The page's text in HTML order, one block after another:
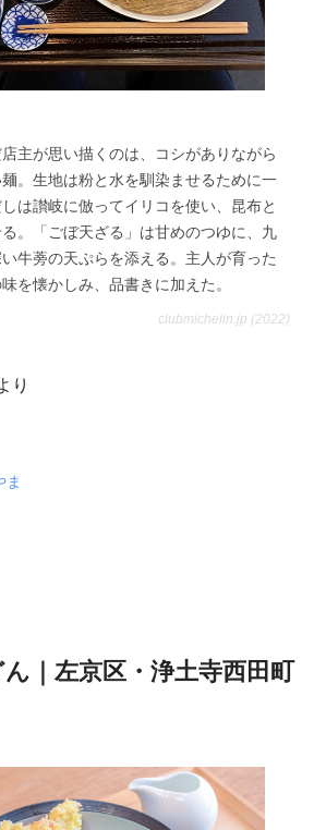
主が思い描くのは、コシがありながら
。生地は粉と水を馴染ませるために一
は讃岐に倣ってイリコを使い、昆布と
。「ごぼ天ざる」は甘めのつゆに、九
牛蒡の天ぷらを添える。主人が育った
を懐かしみ、品書きに加えた。
clubmichelin.jp (2022)
り
ま
｜左京区・浄土寺西田町